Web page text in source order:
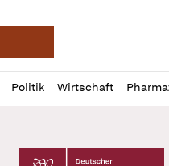
Deutsche
Politik Wirtschaft
Profil
öffnen
Daz
Pur
Deutscher Apotheker